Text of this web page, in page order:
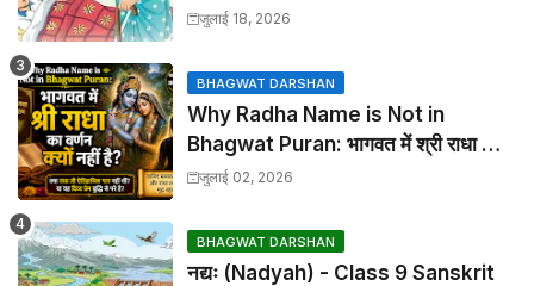
Chapter 2 Translation &
जुलाई 18, 2026
BHAGWAT DARSHAN
Why Radha Name is Not in
Bhagwat Puran: भागवत में श्री राधा का
वर्णन क्यों नहीं है?
जुलाई 02, 2026
BHAGWAT DARSHAN
नद्यः (Nadyah) - Class 9 Sanskrit